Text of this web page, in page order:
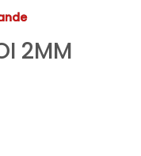
2MM